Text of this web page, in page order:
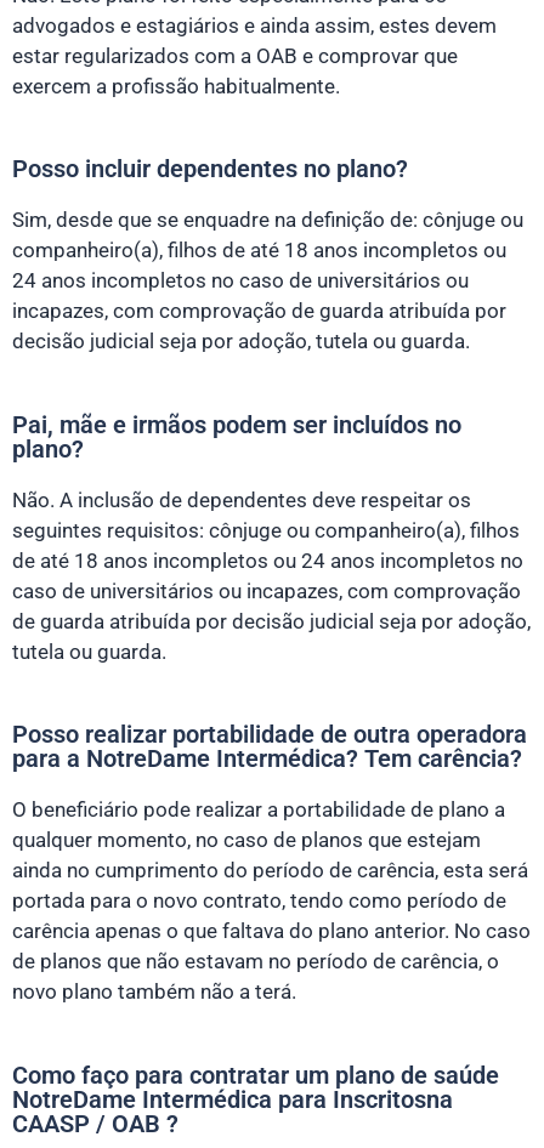
advogados e estagiários e ainda assim, estes devem
estar regularizados com a OAB e comprovar que
exercem a profissão habitualmente.
Posso incluir dependentes no plano?
Sim, desde que se enquadre na definição de: cônjuge ou
companheiro(a), filhos de até 18 anos incompletos ou
24 anos incompletos no caso de universitários ou
incapazes, com comprovação de guarda atribuída por
decisão judicial seja por adoção, tutela ou guarda.
Pai, mãe e irmãos podem ser incluídos no
plano?
Não. A inclusão de dependentes deve respeitar os
seguintes requisitos: cônjuge ou companheiro(a), filhos
de até 18 anos incompletos ou 24 anos incompletos no
caso de universitários ou incapazes, com comprovação
de guarda atribuída por decisão judicial seja por adoção,
tutela ou guarda.
Posso realizar portabilidade de outra operadora
para a NotreDame Intermédica? Tem carência?
O beneficiário pode realizar a portabilidade de plano a
qualquer momento, no caso de planos que estejam
ainda no cumprimento do período de carência, esta será
portada para o novo contrato, tendo como período de
carência apenas o que faltava do plano anterior. No caso
de planos que não estavam no período de carência, o
novo plano também não a terá.
Como faço para contratar um plano de saúde
NotreDame Intermédica para Inscritosna
CAASP / OAB ?